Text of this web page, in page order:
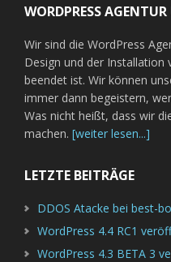
WORDPRESS
Wir sind die WordPress
Design und der Installation
beendet ist. Wir können
immer dann begeistern,
Was nicht heißt, dass wir
machen. [weiter lesen...]
LETZTE BEITRÄGE
DDOS Atacke bei best-
WordPress 4.4 RC1
WordPress 4.3 BETA 3